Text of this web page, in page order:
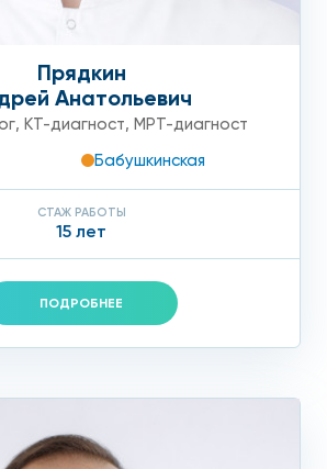
Прядкин
Анатольевич
, КТ-диагност, МРТ-диагност
Бабушкинская
СТАЖ РАБОТЫ
15 лет
ПОДРОБНЕЕ